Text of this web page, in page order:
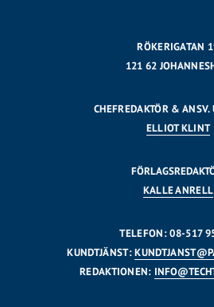
RÖKERIGATAN
121 62
CHEFREDAKTÖR & ANSV.
ELLIOT KLINT
KALLE ANRELL
TELEFON: 08-517
KUNDTJÄNST:
REDAKTIONEN: